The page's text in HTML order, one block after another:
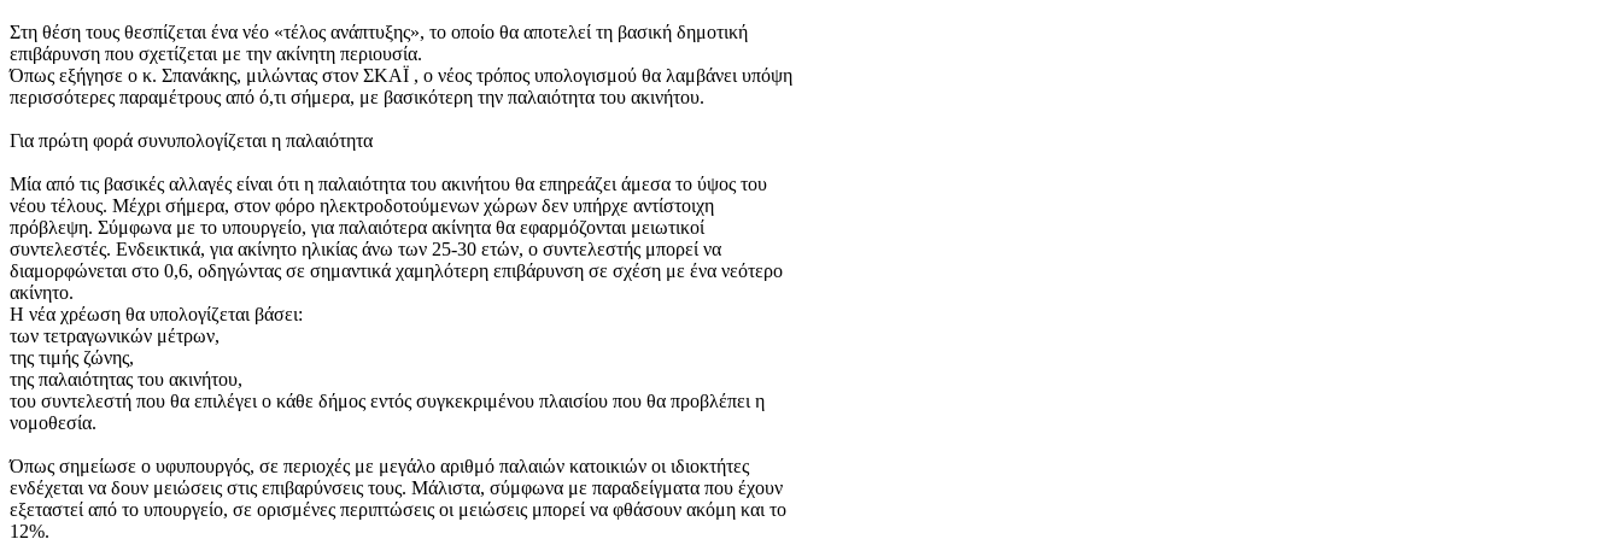
Στη θέση τους θεσπίζεται ένα νέο «τέλος ανάπτυξης», το οποίο θα αποτελεί τη βασική δημοτική
επιβάρυνση που σχετίζεται με την ακίνητη περιουσία.
Όπως εξήγησε ο κ. Σπανάκης, μιλώντας στον ΣΚΑΪ , ο νέος τρόπος υπολογισμού θα λαμβάνει υπόψη
περισσότερες παραμέτρους από ό,τι σήμερα, με βασικότερη την παλαιότητα του ακινήτου.
Για πρώτη φορά συνυπολογίζεται η παλαιότητα
Μία από τις βασικές αλλαγές είναι ότι η παλαιότητα του ακινήτου θα επηρεάζει άμεσα το ύψος του
νέου τέλους. Μέχρι σήμερα, στον φόρο ηλεκτροδοτούμενων χώρων δεν υπήρχε αντίστοιχη
πρόβλεψη. Σύμφωνα με το υπουργείο, για παλαιότερα ακίνητα θα εφαρμόζονται μειωτικοί
συντελεστές. Ενδεικτικά, για ακίνητο ηλικίας άνω των 25-30 ετών, ο συντελεστής μπορεί να
διαμορφώνεται στο 0,6, οδηγώντας σε σημαντικά χαμηλότερη επιβάρυνση σε σχέση με ένα νεότερο
ακίνητο.
Η νέα χρέωση θα υπολογίζεται βάσει:
των τετραγωνικών μέτρων,
της τιμής ζώνης,
της παλαιότητας του ακινήτου,
του συντελεστή που θα επιλέγει ο κάθε δήμος εντός συγκεκριμένου πλαισίου που θα προβλέπει η
νομοθεσία.
Όπως σημείωσε ο υφυπουργός, σε περιοχές με μεγάλο αριθμό παλαιών κατοικιών οι ιδιοκτήτες
ενδέχεται να δουν μειώσεις στις επιβαρύνσεις τους. Μάλιστα, σύμφωνα με παραδείγματα που έχουν
εξεταστεί από το υπουργείο, σε ορισμένες περιπτώσεις οι μειώσεις μπορεί να φθάσουν ακόμη και το
12%.